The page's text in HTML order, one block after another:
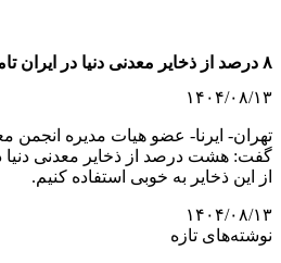
۸ درصد از ذخایر معدنی دنیا در ایران تامین می‌شود
۱۴۰۴/۰۸/۱۳
تهران- ایرنا- عضو هیات مدیره انجمن
گفت: هشت درصد از ذخایر معدنی دنیا
از این ذخایر به خوبی استفاده کنیم.
۱۴۰۴/۰۸/۱۳
نوشته‌های تازه